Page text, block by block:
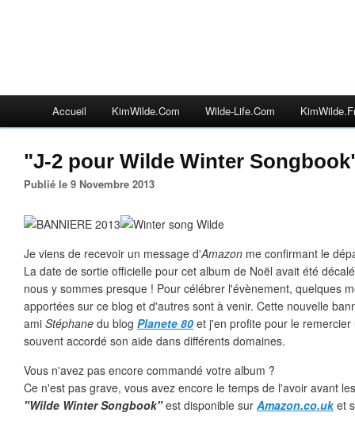
Accueil KimWilde.com Wilde-Life.com
"J-2 pour Wilde Winter
Publié le 9 Novembre 2013
Je viens de recevoir un message d'Amazon me confirmant le
La date de sortie officielle pour cet album de Noël avait été
nous y sommes presque ! Pour célébrer l'évènement, quelques
apportées sur ce blog et d'autres sont à venir. Cette nouvelle
ami Stéphane du blog Planete 80 et j'en profite pour le
souvent accordé son aide dans différents domaines.
Vous n'avez pas encore commandé votre album ?
Ce n'est pas grave, vous avez encore le temps de l'avoir avant
"Wilde Winter Songbook"est disponible sur Amazon.co.uket